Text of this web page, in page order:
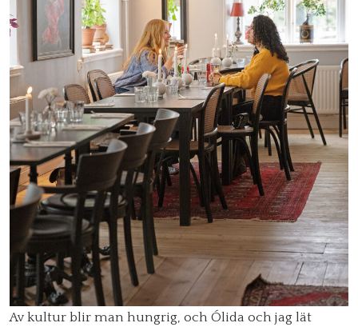
Av kultur blir man hungrig, och Ólida och jag lät